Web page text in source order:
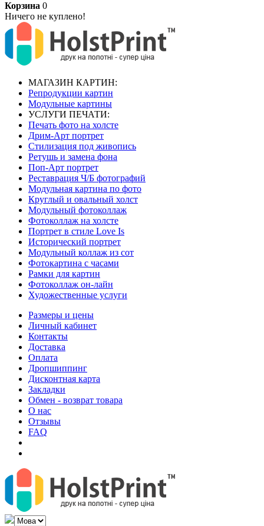
Корзина 0
Ничего не куплено!
МАГАЗИН КАРТИН:
Репродукции картин
Модульные картины
УСЛУГИ ПЕЧАТИ:
Печать фото на холсте
Дрим-Арт портрет
Стилизация под живопись
Ретушь и замена фона
Поп-Арт портрет
Реставрация Ч/Б фотографий
Модульная картина по фото
Круглый и овальный холст
Модульный фотоколлаж
Фотоколлаж на холсте
Портрет в стиле Love Is
Исторический портрет
Модульный коллаж из сот
Фотокартина с часами
Рамки для картин
Фотоколлаж он-лайн
Художественные услуги
Размеры и цены
Личный кабинет
Контакты
Доставка
Оплата
Дропшиппинг
Дисконтная карта
Закладки
Обмен - возврат товара
О нас
Отзывы
FAQ